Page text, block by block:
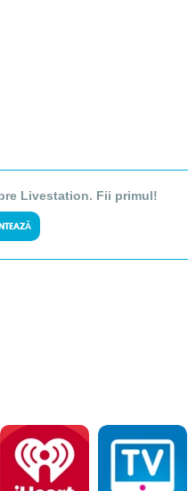
Livestation. Fii primul!